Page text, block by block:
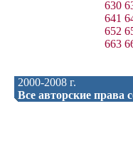
630
641
652
663
2000-2008 г.
Все авторские права